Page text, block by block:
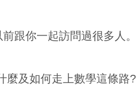
跟你一起訪問過很多人。
麼及如何走上數學這條路?